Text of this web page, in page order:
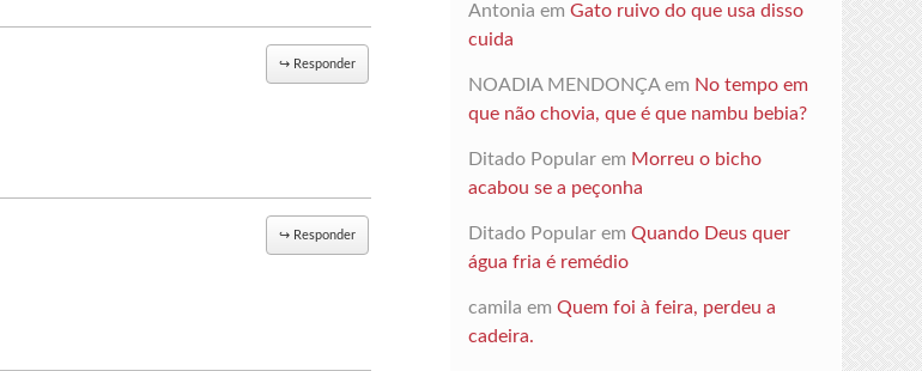
↪ Responder
↪ Responder
Antonia em Gato ruivo do que usa disso
cuida
NOADIA MENDONÇAem No tempo em
que não chovia, que é que nambu bebia?
Ditado Popularem Morreu o bicho
acabou se a peçonha
Ditado Popularem Quando Deus quer
água fria é remédio
camila em Quem foi à feira, perdeu a
cadeira.